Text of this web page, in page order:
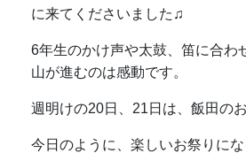
に来てくださいました♫
6年生のかけ声や太鼓、笛に合わ
山が進むのは感動です。
週明けの20日、21日は、飯田のお
今日のように、楽しいお祭りに